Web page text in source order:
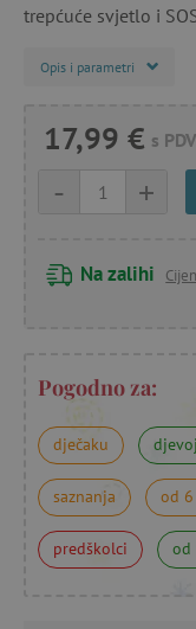
trepćuće svjetlo i
Opis i parametri
17,99 € s PDV
+
-
Na zalihi
Pogodno za:
dječaku
saznanja od
predškolci od